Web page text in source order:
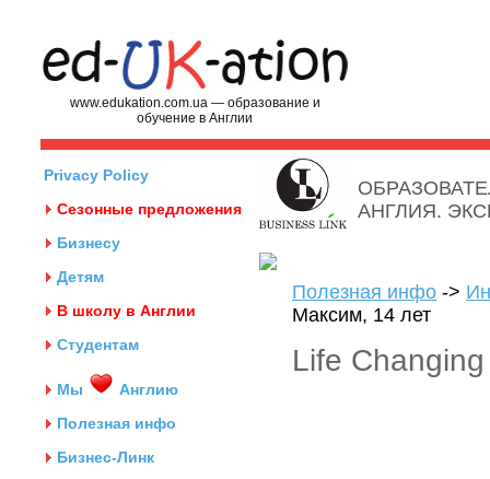
www.edukation.com.ua — образование и
обучение в Англии
Privacy Policy
Сезонные предложения
Бизнесу
Детям
В школу в Англии
Студентам
Мы
Англию
Полезная инфо
Бизнес-Линк
АНГЛИЯ.
Полезная инфо ->
Максим, 14 лет
Life